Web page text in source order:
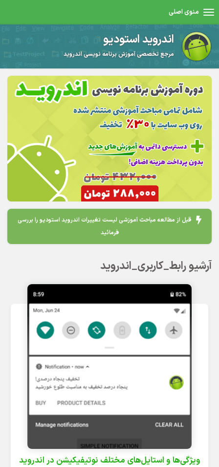
منوی اصلی
اندروید استودیو
مرجع تخصصی آموزش برنامه نویسی اندروید
قبل از مطالعه مباحث آموزشی لیست تغییرات اندروید استودیو را بررسی
فرمائید
آرشیو رابط_کاربری_اندروید
ویژگی‌ها و استایل‌های مختلف نوتیفیکیشن در اندروید